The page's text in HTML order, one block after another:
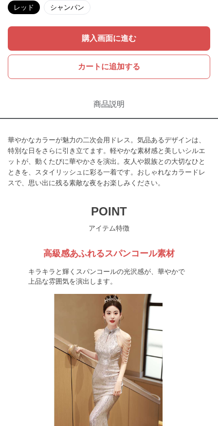
レッド シャンパン
購入画面に進む
カートに追加する
商品説明
華やかなカラーが魅力の二次会用ドレス。気品あるデザインは、
特別な日をさらに引き立てます。軽やかな素材感と美しいシルエ
ットが、動くたびに華やかさを演出。友人や親族との大切なひと
ときを、スタイリッシュに彩る一着です。おしゃれなカラードレ
スで、思い出に残る素敵な夜をお楽しみください。
POINT
アイテム特徴
高級感あふれるスパンコール素材
キラキラと輝くスパンコールの光沢感が、華やかで
上品な雰囲気を演出します。